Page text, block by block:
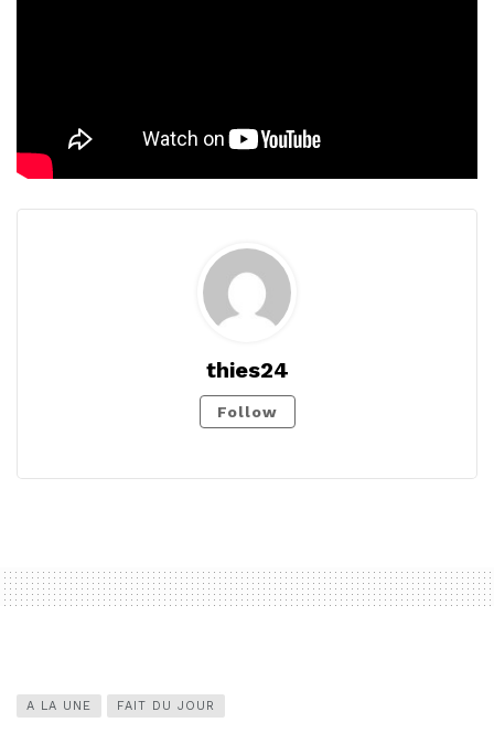
thies24
Follow
A LA UNE FAIT DU JOUR